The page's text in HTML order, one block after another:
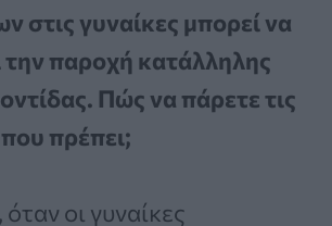
στις γυναίκες μπορεί να
παροχή κατάλληλης
Πώς να πάρετε τις
πρέπει;
οι γυναίκες